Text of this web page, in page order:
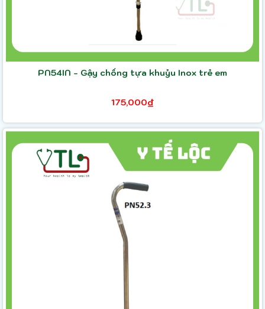
PN54IN - Gậy chống tựa khuỷu Inox trẻ em
175,000₫